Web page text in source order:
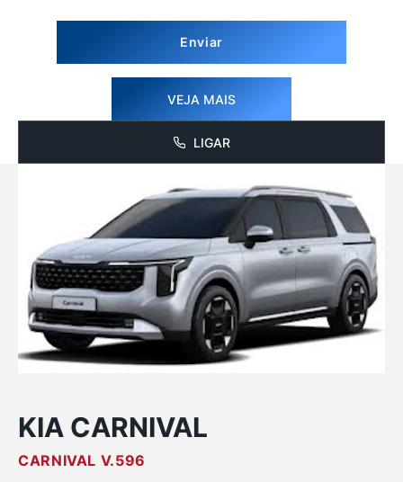
Enviar
VEJA MAIS
LIGAR
KIA CARNIVAL
CARNIVAL V.596